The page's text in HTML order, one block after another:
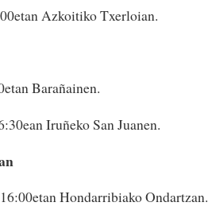
Azkoitiko Txerloian.
Barañainen.
Iruñeko San Juanen.
Hondarribiako Ondartzan.